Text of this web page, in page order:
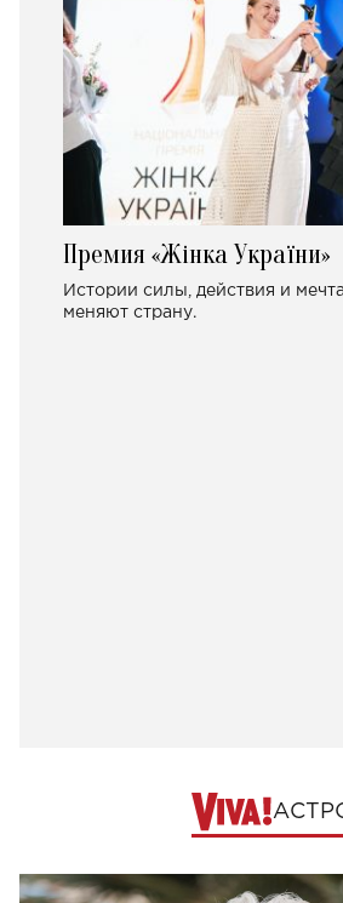
Премия «Жінка України»
Истории силы, действия и
меняют страну.